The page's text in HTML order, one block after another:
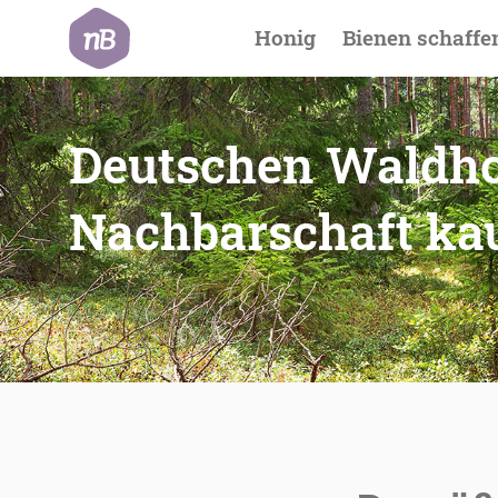
Honig Bienen
Deutschen
Nachbarschaft